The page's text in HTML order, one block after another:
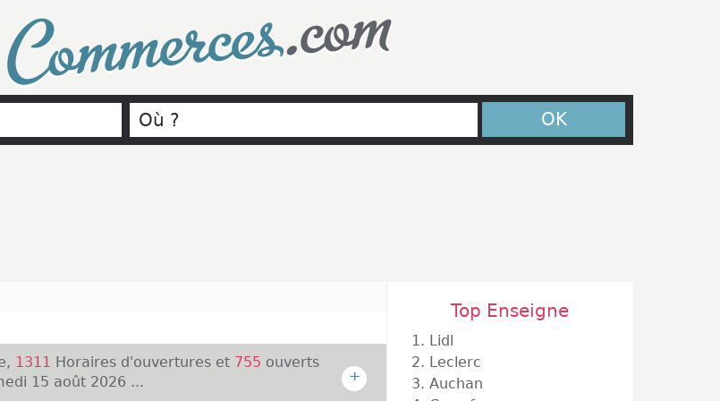
Commerces.com
OK
1311 Horaires d'ouvertures et 755 ouverts
15 août 2026 ...
+
Top Enseigne
1. Lidl
2. Leclerc
3. Auchan